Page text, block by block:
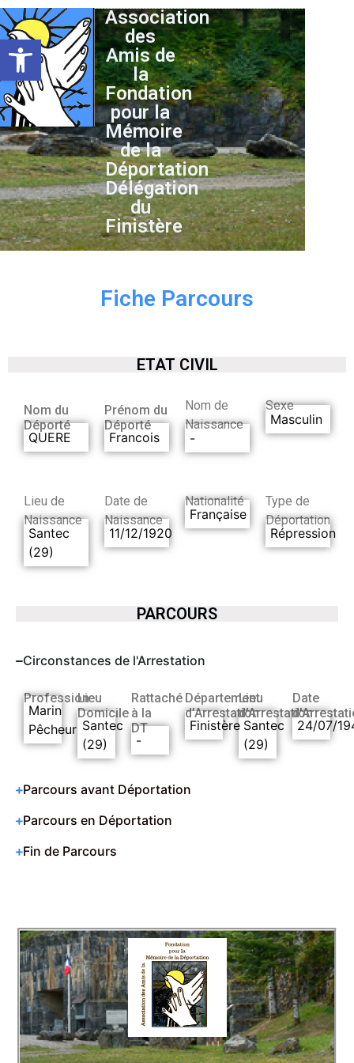
Ouvrir la barre d’outils
Association
des
Amis de
la
Fondation
pour la
Mémoire
de la
Déportation
Délégation
du
Finistère
Fiche Parcours
ETAT CIVIL
Nom du
Déporté
QUERE
Prénom du
Déporté
Francois
Nom de
Naissance
-
Sexe
Masculin
Lieu de
Naissance
Santec
(29)
Date de
Naissance
11/12/1920
Nationalité
Française
Type de
Déportation
Répression
PARCOURS
Circonstances de l'Arrestation
Profession
Marin
Pêcheur
Lieu
Domicile
Santec
(29)
Rattaché
à la
DT
-
Département
d’Arrestation
Finistère
Lieu
d’Arrestation
Santec
(29)
Date
24/07/
Parcours avant Déportation
Parcours en Déportation
Fin de Parcours